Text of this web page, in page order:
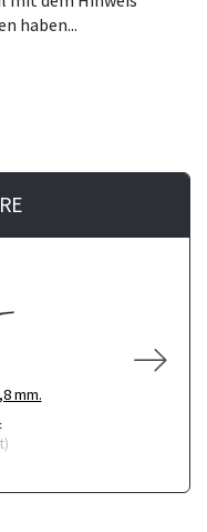
haben...
mm.
)